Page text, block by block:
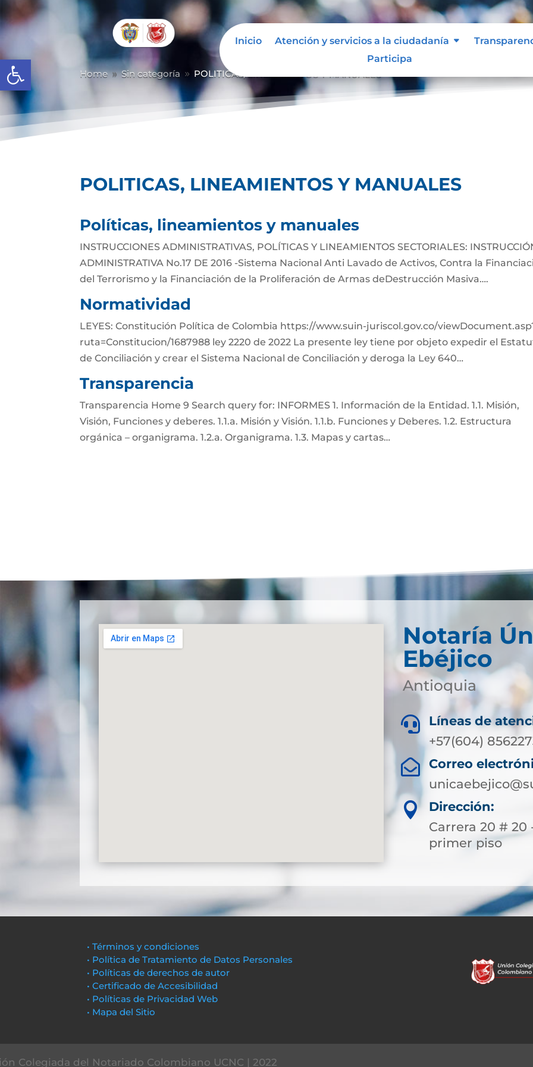
Abrir barra de herramientas
Inicio Atención y servicios a la ciudadanía
Participa
Home 9 Sin categoría 9 POLITICAS, LINEAMIENTOS Y MANUALES
POLITICAS, LINEAMIENTOS Y MANUALES
Políticas, lineamientos y manuales
INSTRUCCIONES ADMINISTRATIVAS, POLÍTICAS Y LINEAMIENTOS SECTORIALES:
ADMINISTRATIVA No.17 DE 2016 -Sistema Nacional Anti Lavado de Activos, Contra la
del Terrorismo y la Financiación de la Proliferación de Armas deDestrucción Masiva….
Normatividad
LEYES: Constitución Política de Colombia https://www.suin-juriscol.gov.co/
ruta=Constitucion/1687988 ley 2220 de 2022 La presente ley tiene por objeto expedir el
de Conciliación y crear el Sistema Nacional de Conciliación y deroga la Ley 640…
Transparencia
Transparencia Home 9 Search query for: INFORMES 1. Información de la Entidad. 1.1. Misión,
Visión, Funciones y deberes. 1.1.a. Misión y Visión. 1.1.b. Funciones y Deberes. 1.2. Estructura
orgánica – organigrama. 1.2.a. Organigrama. 1.3. Mapas y cartas…
Notaría
Ebéjico
Antioquia

Líneas de
+57(604)

Correo

Dirección:
Carrera 20 # 20
primer piso
• Términos y condiciones
• Política de Tratamiento de Datos Personales
• Políticas de derechos de autor
• Certificado de Accesibilidad
• Políticas de Privacidad Web
• Mapa del Sitio
Colegiada del Notariado Colombiano UCNC | 2022